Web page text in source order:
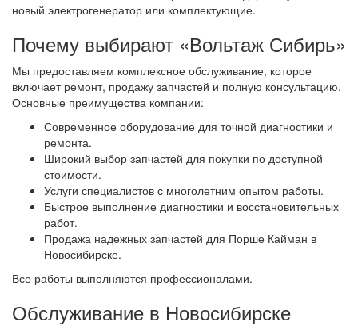
новый электрогенератор или комплектующие.
Почему выбирают «Вольтаж Сибирь»
Мы предоставляем комплексное обслуживание, которое
включает ремонт, продажу запчастей и полную консультацию.
Основные преимущества компании:
Современное оборудование для точной диагностики и
ремонта.
Широкий выбор запчастей для покупки по доступной
стоимости.
Услуги специалистов с многолетним опытом работы.
Быстрое выполнение диагностики и восстановительных
работ.
Продажа надежных запчастей для Порше Кайман в
Новосибирске.
Все работы выполняются профессионалами.
Обслуживание в Новосибирске